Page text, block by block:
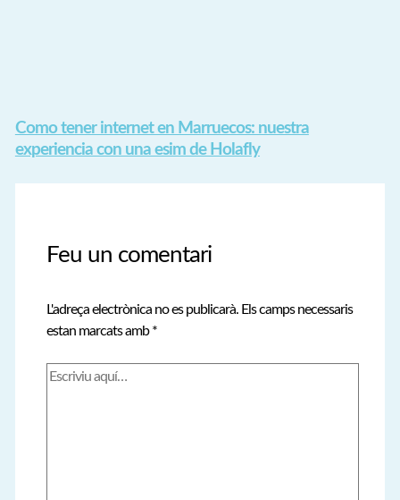
Como tener internet en Marruecos: nuestra
experiencia con una esim de Holafly
Feu un comentari
L'adreça electrònica no es publicarà. Els camps necessaris
estan marcats amb*
Escriviu